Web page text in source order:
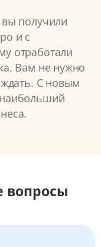
получили
и с
отработали
Вам не нужно
ждать. С новым
вопросы